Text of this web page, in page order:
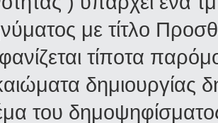
με τίτλο
τίποτα
δημιουργίας
του